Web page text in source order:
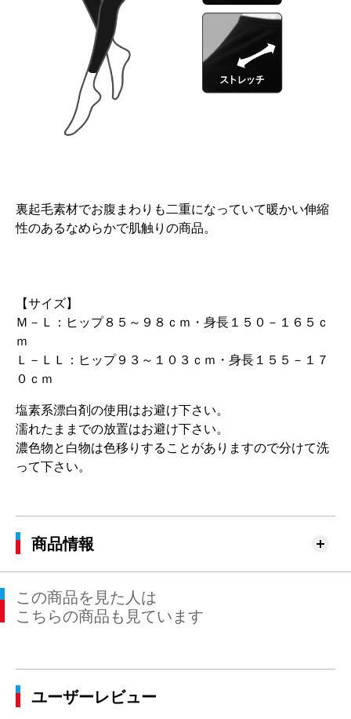
裏起毛素材でお腹まわりも二重になっていて暖かい伸縮
性のあるなめらかで肌触りの商品。
【サイズ】
Ｍ－Ｌ：ヒップ８５～９８ｃｍ・身長１５０－１６５ｃ
ｍ
Ｌ－ＬＬ：ヒップ９３～１０３ｃｍ・身長１５５－１７
０ｃｍ
塩素系漂白剤の使用はお避け下さい。
濡れたままでの放置はお避け下さい。
濃色物と白物は色移りすることがありますので分けて洗
って下さい。
商品情報
この商品を見た人は
こちらの商品も見ています
ユーザーレビュー